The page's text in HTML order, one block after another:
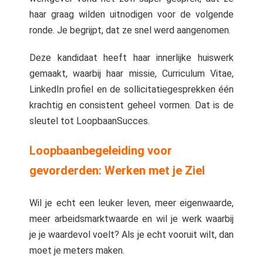
haar graag wilden uitnodigen voor de volgende
ronde. Je begrijpt, dat ze snel werd aangenomen.
Deze kandidaat heeft haar innerlijke huiswerk
gemaakt, waarbij haar missie, Curriculum Vitae,
LinkedIn profiel en de sollicitatiegesprekken één
krachtig en consistent geheel vormen. Dat is de
sleutel tot LoopbaanSucces.
Loopbaanbegeleiding voor
gevorderden: Werken met je Ziel
Wil je echt een leuker leven, meer eigenwaarde,
meer arbeidsmarktwaarde en wil je werk waarbij
je je waardevol voelt? Als je echt vooruit wilt, dan
moet je meters maken.